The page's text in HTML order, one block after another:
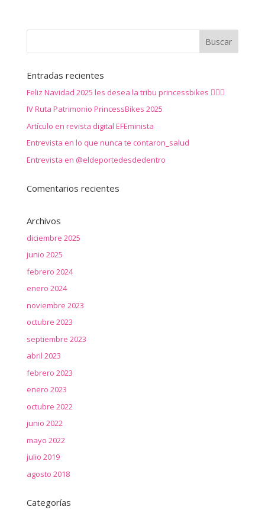
Entradas recientes
Feliz Navidad 2025 les desea la tribu princessbikes 🚴‍♀️✨
IV Ruta Patrimonio PrincessBikes 2025
Artículo en revista digital EFEminista
Entrevista en lo que nunca te contaron_salud
Entrevista en @eldeportedesdedentro
Comentarios recientes
Archivos
diciembre 2025
junio 2025
febrero 2024
enero 2024
noviembre 2023
octubre 2023
septiembre 2023
abril 2023
febrero 2023
enero 2023
octubre 2022
junio 2022
mayo 2022
julio 2019
agosto 2018
Categorías